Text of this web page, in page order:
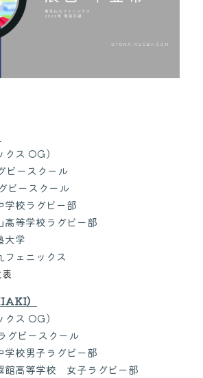
クス OG)
ビースクール
ビースクール
校ラグビー部
等学校ラグビー部
大学
ェニックス
）
クス OG)
グビースクール
校男子ラグビー部
高等学校　女子ラグビー部